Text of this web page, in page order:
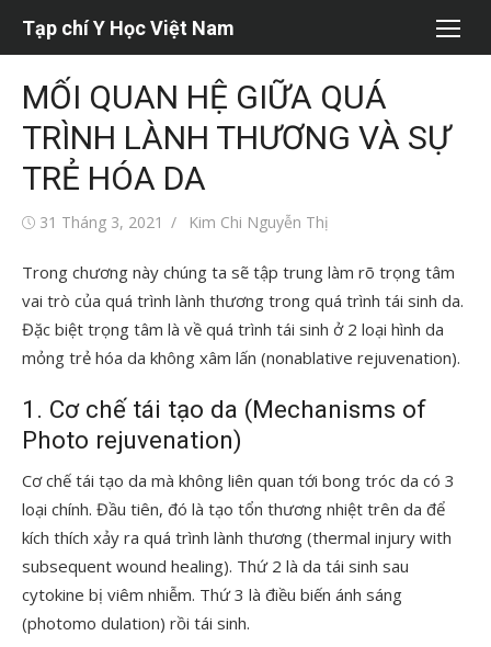
dung
Tạp chí Y Học Việt Nam
MỐI QUAN HỆ GIỮA QUÁ
TRÌNH LÀNH THƯƠNG VÀ SỰ
TRẺ HÓA DA
Đăng31 Tháng 3, 2021
Tác
Kim Chi Nguyễn Thị
Trong chương này chúng ta sẽ tập trung làm rõ trọng tâm
vai trò của quá trình lành thương trong quá trình tái sinh da.
Đặc biệt trọng tâm là về quá trình tái sinh ở 2 loại hình da
mỏng trẻ hóa da không xâm lấn (nonablative rejuvenation).
1. Cơ chế tái tạo da (Mechanisms of
Photo rejuvenation)
Cơ chế tái tạo da mà không liên quan tới bong tróc da có 3
loại chính. Đầu tiên, đó là tạo tổn thương nhiệt trên da để
kích thích xảy ra quá trình lành thương (thermal injury with
subsequent wound healing). Thứ 2 là da tái sinh sau
cytokine bị viêm nhiễm. Thứ 3 là điều biến ánh sáng
(photomo dulation) rồi tái sinh.